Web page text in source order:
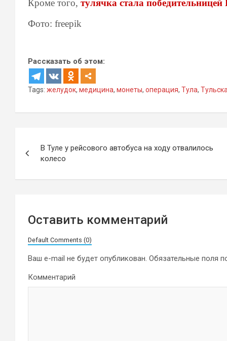
Кроме того, тулячка стала
Фото: freepik
Рассказать об этом:
Tags: желудок, медицина, монеты, операция, Тула,
по
записям
В Туле у рейсового автобуса на ходу отвалилось
колесо
Оставить комментарий
Default Comments (0)
Ваш e-mail не будет опубликован. Обязательные поля
Комментарий